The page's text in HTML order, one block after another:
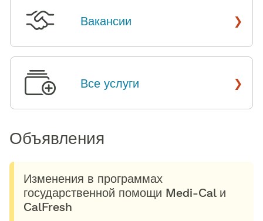
Вакансии ›
Все услуги ›
Объявления​​
Изменения в программах
государственной помощи Medi-Cal и
CalFresh​​